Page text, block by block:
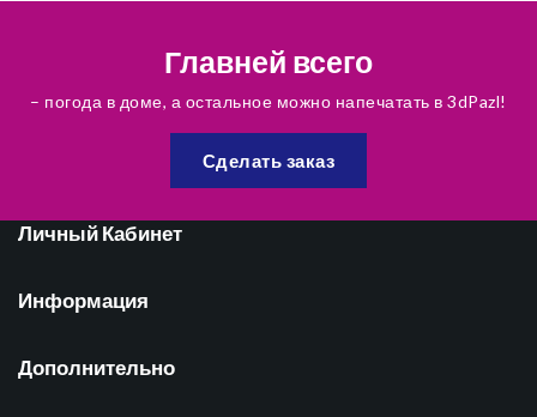
Главней всего
– погода в доме, а остальное можно напечатать в 3dPazl!
Сделать заказ
Личный Кабинет
Информация
Дополнительно